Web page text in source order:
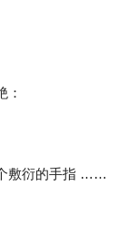
：
敷衍的手指 ……